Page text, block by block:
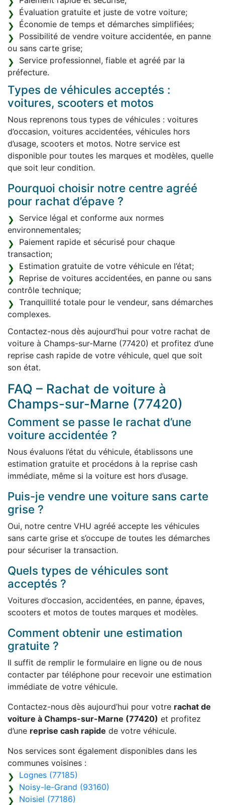
Évaluation gratuite et juste de votre voiture;
Économie de temps et démarches simplifiées;
Possibilité de vendre voiture accidentée, en panne
ou sans carte grise;
Service professionnel, fiable et agréé par la
préfecture.
Types de véhicules acceptés :
voitures, scooters et motos
Nous reprenons tous types de véhicules : voitures
d’occasion, voitures accidentées, véhicules hors
d’usage, scooters et motos. Notre service est
disponible pour toutes les marques et modèles, quelle
que soit leur condition.
Pourquoi choisir notre centre agréé
pour rachat d’épave ?
Service légal et conforme aux normes
environnementales;
Paiement rapide et sécurisé pour chaque
transaction;
Estimation gratuite de votre véhicule en l’état;
Reprise de voitures accidentées, en panne ou sans
contrôle technique;
Tranquillité totale pour le vendeur, sans démarches
complexes.
Contactez-nous dès aujourd’hui pour votre rachat de
voiture à Champs-sur-Marne (77420) et profitez d’une
reprise cash rapide de votre véhicule, quel que soit
son état.
FAQ – Rachat de voiture à
Champs-sur-Marne (77420)
Comment se passe le rachat d’une
voiture accidentée ?
Nous évaluons l’état du véhicule, établissons une
estimation gratuite et procédons à la reprise cash
immédiate, même si la voiture est hors d’usage.
Puis-je vendre une voiture sans carte
grise ?
Oui, notre centre VHU agréé accepte les véhicules
sans carte grise et s’occupe de toutes les démarches
pour sécuriser la transaction.
Quels types de véhicules sont
acceptés ?
Voitures d’occasion, accidentées, en panne, épaves,
scooters et motos de toutes marques et modèles.
Comment obtenir une estimation
gratuite ?
Il suffit de remplir le formulaire en ligne ou de nous
contacter par téléphone pour recevoir une estimation
immédiate de votre véhicule.
Contactez-nous dès aujourd’hui pour votre rachat de
voiture à Champs-sur-Marne (77420) et profitez
d’une reprise cash rapide de votre véhicule.
Nos services sont également disponibles dans les
communes voisines :
Lognes (77185)
Noisy-le-Grand (93160)
Noisiel (77186)